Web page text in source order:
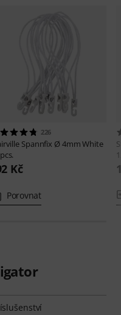
226
Spannfix Ø 4mm White
Kč
Porovnat